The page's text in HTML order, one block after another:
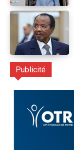
Publicité